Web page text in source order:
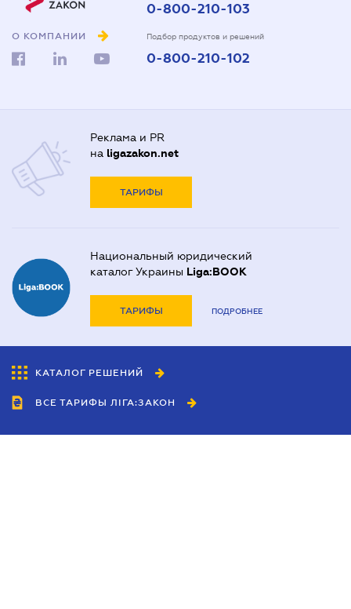
О КОМПАНИИ
0-800-210-103
Подбор продуктов и решений
0-800-210-102
Реклама и PR
на ligazakon.net
ТАРИФЫ
Национальный юридический
каталог Украины Liga:BOOK
ТАРИФЫ ПОДРОБНЕЕ
КАТАЛОГ РЕШЕНИЙ
ВСЕ ТАРИФЫ ЛІГА:ЗАКОН